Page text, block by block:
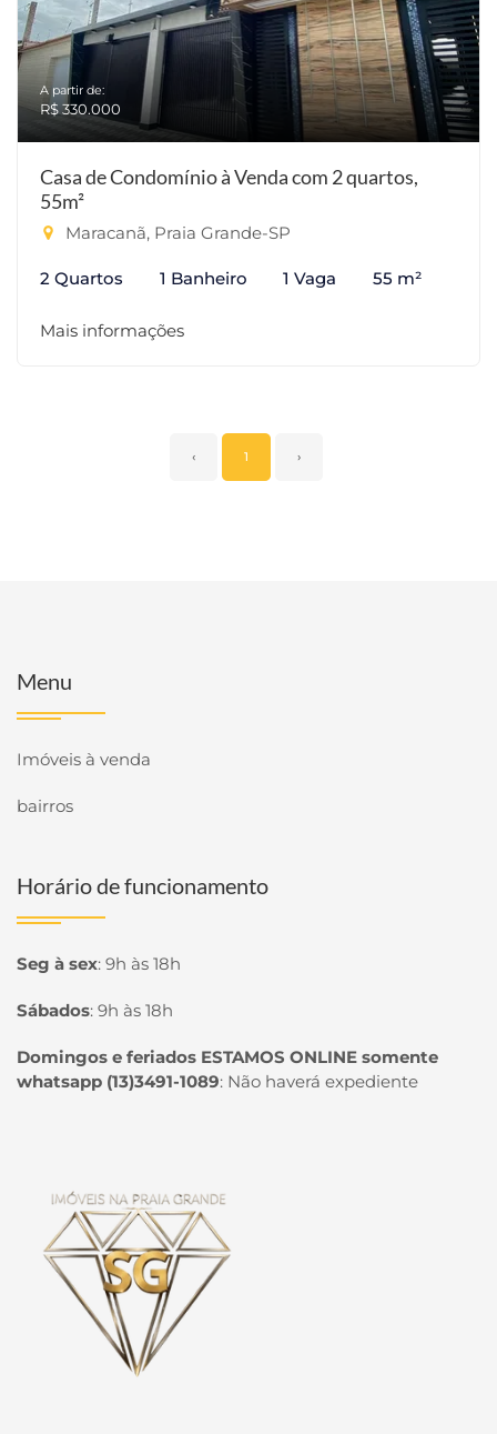
A partir de:
R$ 330.000
Casa de Condomínio à Venda com 2 quartos,
55m²
Maracanã, Praia Grande-SP
2 Quartos 1 Banheiro 1 Vaga 55 m²
Mais informações
‹ 1 ›
Menu
Imóveis à venda
bairros
Horário de funcionamento
Seg à sex: 9h às 18h
Sábados: 9h às 18h
Domingos e feriados ESTAMOS ONLINE somente
whatsapp (13)3491-1089: Não haverá expediente